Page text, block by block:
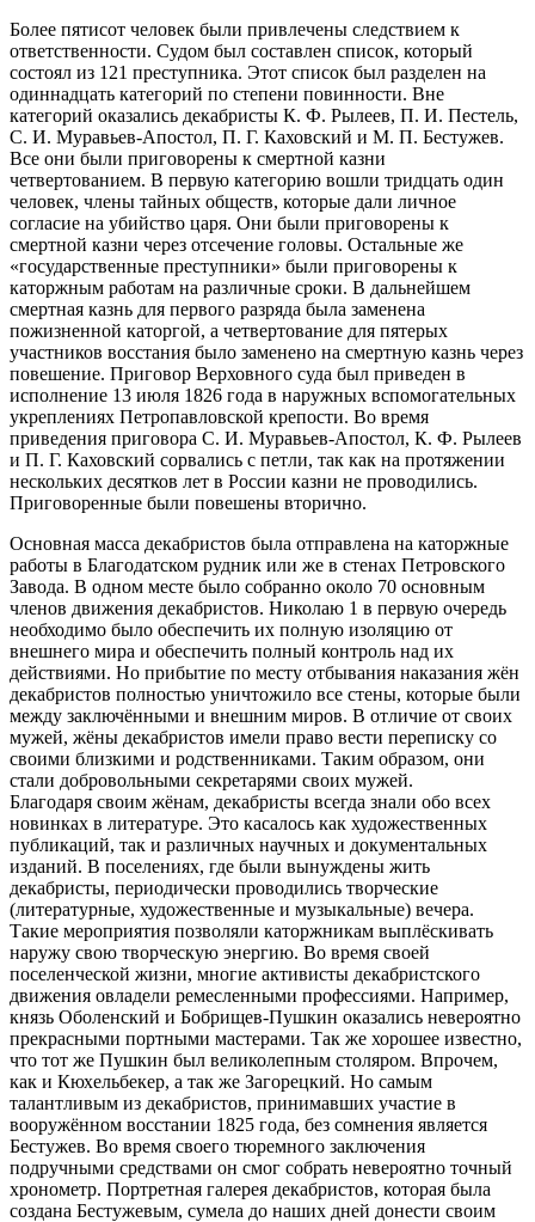
Более пятисот человек были привлечены следствием к
ответственности. Судом был составлен список, который
состоял из 121 преступника. Этот список был разделен на
одиннадцать категорий по степени повинности. Вне
категорий оказались декабристы К. Ф. Рылеев, П. И. Пестель,
С. И. Муравьев-Апостол, П. Г. Каховский и М. П. Бестужев.
Все они были приговорены к смертной казни
четвертованием. В первую категорию вошли тридцать один
человек, члены тайных обществ, которые дали личное
согласие на убийство царя. Они были приговорены к
смертной казни через отсечение головы. Остальные же
«государственные преступники» были приговорены к
каторжным работам на различные сроки. В дальнейшем
смертная казнь для первого разряда была заменена
пожизненной каторгой, а четвертование для пятерых
участников восстания было заменено на смертную казнь через
повешение. Приговор Верховного суда был приведен в
исполнение 13 июля 1826 года в наружных вспомогательных
укреплениях Петропавловской крепости. Во время
приведения приговора С. И. Муравьев-Апостол, К. Ф. Рылеев
и П. Г. Каховский сорвались с петли, так как на протяжении
нескольких десятков лет в России казни не проводились.
Приговоренные были повешены вторично.
Основная масса декабристов была отправлена на каторжные
работы в Благодатском рудник или же в стенах Петровского
Завода. В одном месте было собранно около 70 основным
членов движения декабристов. Николаю 1 в первую очередь
необходимо было обеспечить их полную изоляцию от
внешнего мира и обеспечить полный контроль над их
действиями. Но прибытие по месту отбывания наказания жён
декабристов полностью уничтожило все стены, которые были
между заключёнными и внешним миров. В отличие от своих
мужей, жёны декабристов имели право вести переписку со
своими близкими и родственниками. Таким образом, они
стали добровольными секретарями своих мужей.
Благодаря своим жёнам, декабристы всегда знали обо всех
новинках в литературе. Это касалось как художественных
публикаций, так и различных научных и документальных
изданий. В поселениях, где были вынуждены жить
декабристы, периодически проводились творческие
(литературные, художественные и музыкальные) вечера.
Такие мероприятия позволяли каторжникам выплёскивать
наружу свою творческую энергию. Во время своей
поселенческой жизни, многие активисты декабристского
движения овладели ремесленными профессиями. Например,
князь Оболенский и Бобрищев-Пушкин оказались невероятно
прекрасными портными мастерами. Так же хорошее известно,
что тот же Пушкин был великолепным столяром. Впрочем,
как и Кюхельбекер, а так же Загорецкий. Но самым
талантливым из декабристов, принимавших участие в
вооружённом восстании 1825 года, без сомнения является
Бестужев. Во время своего тюремного заключения
подручными средствами он смог собрать невероятно точный
хронометр. Портретная галерея декабристов, которая была
создана Бестужевым, сумела до наших дней донести своим